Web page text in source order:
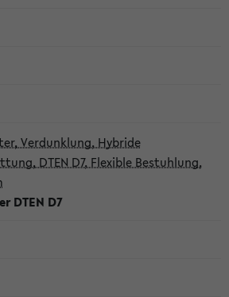
Verdunklung, Hybride
DTEN D7, Flexible Bestuhlung,
DTEN D7